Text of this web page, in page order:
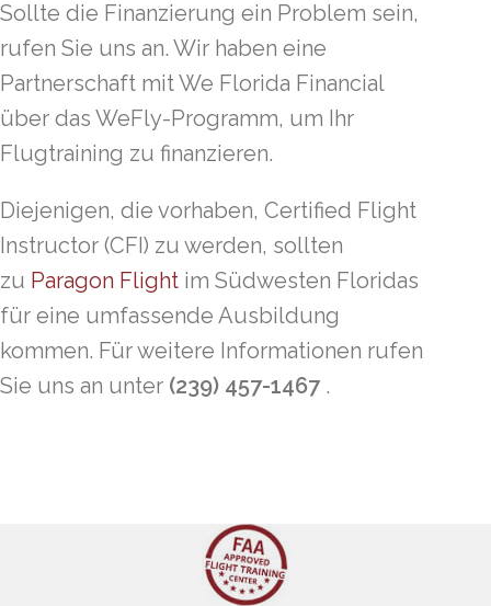
Sollte die Finanzierung ein Problem sein,
rufen Sie uns an. Wir haben eine
Partnerschaft mit We Florida Financial
über das WeFly-Programm, um Ihr
Flugtraining zu finanzieren.
Diejenigen, die vorhaben, Certified Flight
Instructor (CFI) zu werden, sollten
zu Paragon Flight im Südwesten Floridas
für eine umfassende Ausbildung
kommen. Für weitere Informationen rufen
Sie uns an unter (239) 457-1467 .